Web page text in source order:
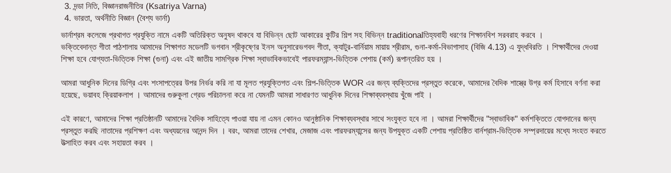
দন্ডা নিতি, বিজ্ঞানরাজনীতির (Ksatriya Varna)
ভারতা, অর্থনীতি বিজ্ঞান (বৈশ্য ভার্না)
ভার্নাশ্রম কলেজে প্রথাগত প্রযুক্তি নামে একটি অতিরিক্ত অনুষদ থাকবে যা বিভিন্ন ছোট আকারের কুটির শিল্প সহ বিভিন্ন traditionalতিহ্যবাহী ধরণের শিক্ষানবিশ সরবরাহ করবে ।
ভক্তিবেদান্ত গীতা পাঠশালায় আমাদের শিক্ষাগত মডেলটি ভগবান শ্রীকৃষ্ণের ইনস অনুসারেভগবদ গীতা, ক্যাটুর-বার্নিয়াম মায়ায় শ্রীরাম, গুনা-কর্মা-বিভাগাসাহ (বিজি 4.13) এ যুদ্ধবিরতি । শিক্ষার্থীদের দেওয়া
শিক্ষা হবে যোগ্যতা-ভিত্তিক শিক্ষা (গুনা) এবং এই জাতীয় সামগ্রিক শিক্ষা স্বাভাবিকভাবেই পারফরম্যান্স-ভিত্তিক পেশায় (কর্ম) রূপান্তরিত হয় ।
আমরা আধুনিক দিনের ডিগ্রি এবং শংসাপত্রের উপর নির্ভর করি না যা মূলত প্রযুক্তিগত এবং শিল্প-ভিত্তিক WOR এর জন্য ব্যক্তিদের প্রস্তুত করেকে, আমাদের বৈদিক শাস্ত্রে উগ্র কর্ম হিসাবে বর্ণনা করা
হয়েছে, ভয়াবহ ক্রিয়াকলাপ । আমাদের গুরুকুলা গ্রেড পরিচালনা করে না যেমনটি আমরা সাধারণত আধুনিক দিনের শিক্ষাব্যবস্থায় খুঁজে পাই ।
এই কারণে, আমাদের শিক্ষা প্রতিষ্ঠানটি আমাদের বৈদিক সাহিত্যে পাওয়া যায় না এমন কোনও আনুষ্ঠানিক শিক্ষাব্যবস্থার সাথে সংযুক্ত হবে না । আমরা শিক্ষার্থীদের "স্বাভাবিক" কর্মশক্তিতে যোগদানের জন্য
প্রস্তুত করছি নাতাদের প্রশিক্ষণ এবং অধ্যয়নের আনন্দ দিন । বরং, আমরা তাদের শেখার, মেজাজ এবং পারফরম্যান্সের জন্য উপযুক্ত একটি পেশায় প্রতিষ্ঠিত বার্নশ্রাম-ভিত্তিক সম্প্রদায়ের মধ্যে সংহত করতে
উত্সাহিত করব এবং সহায়তা করব ।